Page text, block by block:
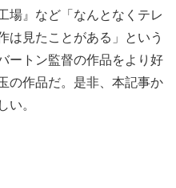
場』など「なんとなくテレ
は見たことがある」という
ートン監督の作品をより好
の作品だ。是非、本記事か
い。